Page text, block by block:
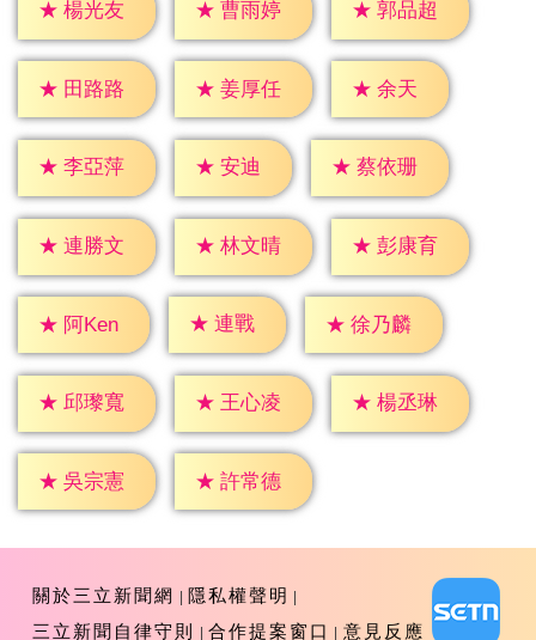
★ 楊光友 ★ 曹雨婷 ★ 郭品超
★ 田路路 ★ 姜厚任 ★ 余天
★ 李亞萍 ★ 安迪 ★ 蔡依珊
★ 連勝文 ★ 林文晴 ★ 彭康育
★ 阿Ken ★ 連戰 ★ 徐乃麟
★ 邱瓈寬 ★ 王心凌 ★ 楊丞琳
★ 吳宗憲 ★ 許常德
關於三立新聞網
隱私權聲明
三立新聞自律守則
合作提案窗口 意見反應